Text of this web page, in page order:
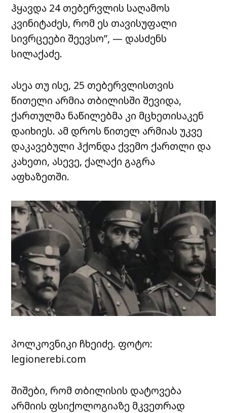
ჰყავდა 24 თებერვლის საღამოს
კვინიტაძეს, რომ ეს თავისუფალი
სივრცეები შეევსო”, — დასძენს
სილაქაძე.
ასეა თუ ისე, 25 თებერვლისთვის
წითელი არმია თბილისში შევიდა,
ქართულმა ნაწილებმა კი მცხეთისაკენ
დაიხიეს. ამ დროს წითელ არმიას უკვე
დაკავებული ჰქონდა ქვემო ქართლი და
კახეთი, ასევე, ქალაქი გაგრა
აფხაზეთში.
პოლკოვნიკი ჩხეიძე. ფოტო:
legionerebi.com
შიშები, რომ თბილისის დატოვება
არმიის ფსიქოლოგიაზე მკვეთრად